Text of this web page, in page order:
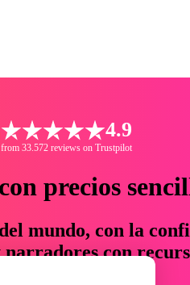
4.9
from 33.572 reviews on Trustpilot
precios
mundo, con la
con
y presupuesto.